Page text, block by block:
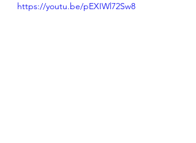
https://youtu.be/pEXIWl72Sw8